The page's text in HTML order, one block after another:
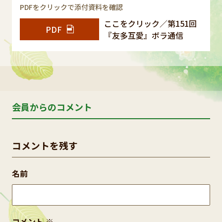
PDFをクリックで添付資料を確認
PDF
ここをクリック／第151回
『友多互愛』ボラ通信
会員からのコメント
コメントを残す
名前